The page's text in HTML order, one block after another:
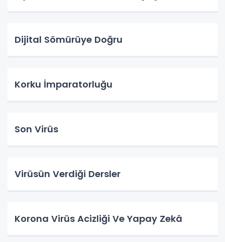
Dijital Sömürüye Doğru
Korku İmparatorluğu
Son Virüs
Virüsün Verdiği Dersler
Korona Virüs Acizliği Ve Yapay Zekâ